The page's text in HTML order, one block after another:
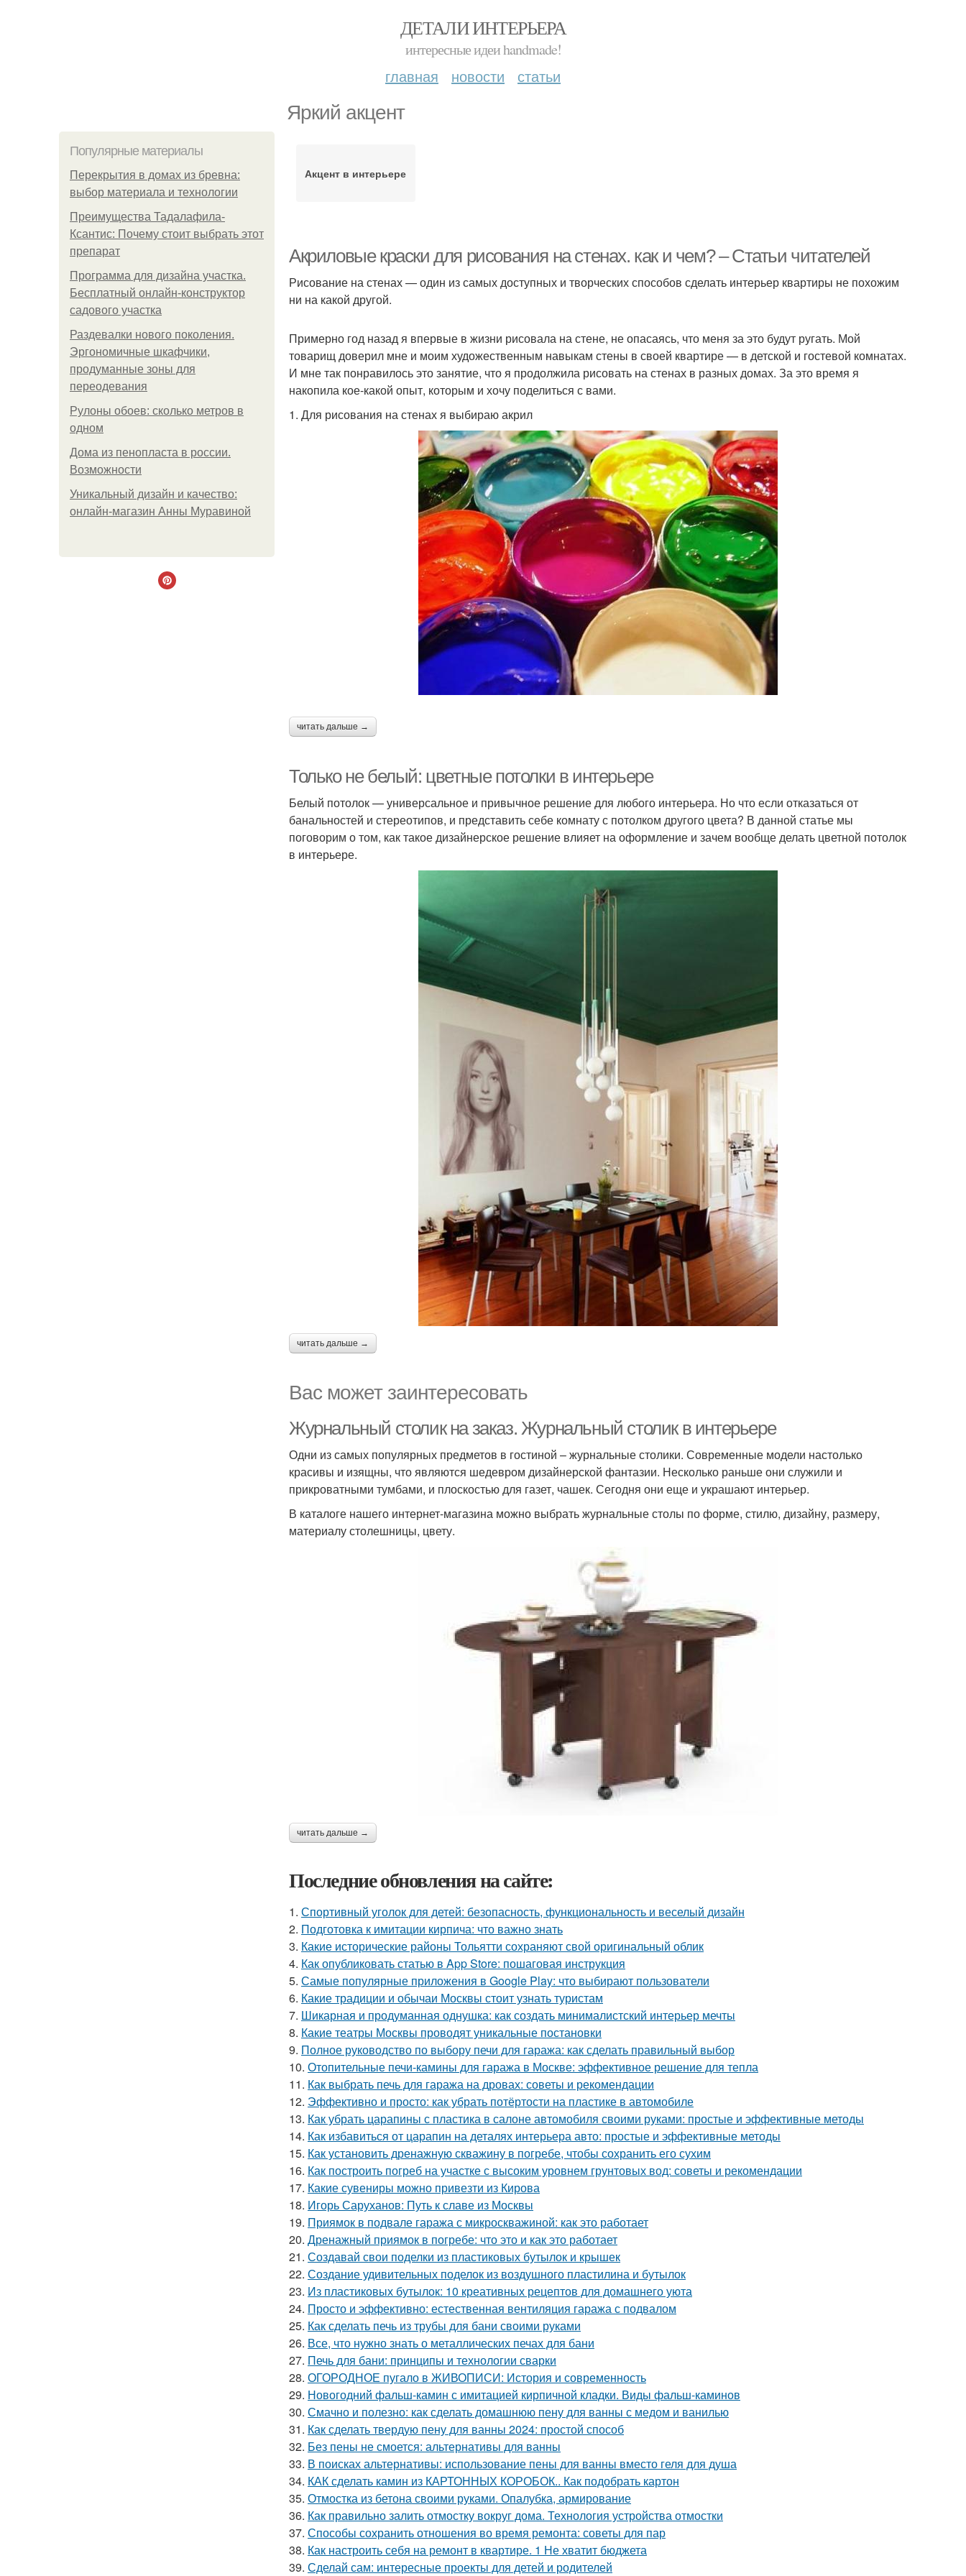
ДЕТАЛИ ИНТЕРЬЕРА
интересные идеи handmade!
главная новости статьи
Яркий акцент
Популярные материалы
Перекрытия в домах из бревна:
выбор материала и технологии
Преимущества Тадалафила-
Ксантис: Почему стоит выбрать этот
препарат
Программа для дизайна участка.
Бесплатный онлайн-конструктор
садового участка
Раздевалки нового поколения.
Эргономичные шкафчики,
продуманные зоны для
переодевания
Рулоны обоев: сколько метров в
одном
Дома из пенопласта в россии.
Возможности
Уникальный дизайн и качество:
онлайн-магазин Анны Муравиной
Акцент в интерьере
Акриловые краски для рисования на стенах. как и чем? – Статьи читателей
Рисование на стенах — один из самых доступных и творческих способов сделать интерьер квартиры не похожим
ни на какой другой.
Примерно год назад я впервые в жизни рисовала на стене, не опасаясь, что меня за это будут ругать. Мой
товарищ доверил мне и моим художественным навыкам стены в своей квартире — в детской и гостевой комнатах.
И мне так понравилось это занятие, что я продолжила рисовать на стенах в разных домах. За это время я
накопила кое-какой опыт, которым и хочу поделиться с вами.
1. Для рисования на стенах я выбираю акрил
читать дальше →
Только не белый: цветные потолки в интерьере
Белый потолок — универсальное и привычное решение для любого интерьера. Но что если отказаться от
банальностей и стереотипов, и представить себе комнату с потолком другого цвета? В данной статье мы
поговорим о том, как такое дизайнерское решение влияет на оформление и зачем вообще делать цветной потолок
в интерьере.
читать дальше →
Вас может заинтересовать
Журнальный столик на заказ. Журнальный столик в интерьере
Одни из самых популярных предметов в гостиной – журнальные столики. Современные модели настолько
красивы и изящны, что являются шедевром дизайнерской фантазии. Несколько раньше они служили и
прикроватными тумбами, и плоскостью для газет, чашек. Сегодня они еще и украшают интерьер.
В каталоге нашего интернет-магазина можно выбрать журнальные столы по форме, стилю, дизайну, размеру,
материалу столешницы, цвету.
читать дальше →
Последние обновления на сайте:
1. Спортивный уголок для детей: безопасность, функциональность и веселый дизайн
2. Подготовка к имитации кирпича: что важно знать
3. Какие исторические районы Тольятти сохраняют свой оригинальный облик
4. Как опубликовать статью в App Store: пошаговая инструкция
5. Самые популярные приложения в Google Play: что выбирают пользователи
6. Какие традиции и обычаи Москвы стоит узнать туристам
7. Шикарная и продуманная однушка: как создать минималистский интерьер мечты
8. Какие театры Москвы проводят уникальные постановки
9. Полное руководство по выбору печи для гаража: как сделать правильный выбор
10. Отопительные печи-камины для гаража в Москве: эффективное решение для тепла
11. Как выбрать печь для гаража на дровах: советы и рекомендации
12. Эффективно и просто: как убрать потёртости на пластике в автомобиле
13. Как убрать царапины с пластика в салоне автомобиля своими руками: простые и эффективные методы
14. Как избавиться от царапин на деталях интерьера авто: простые и эффективные методы
15. Как установить дренажную скважину в погребе, чтобы сохранить его сухим
16. Как построить погреб на участке с высоким уровнем грунтовых вод: советы и рекомендации
17. Какие сувениры можно привезти из Кирова
18. Игорь Саруханов: Путь к славе из Москвы
19. Приямок в подвале гаража с микроскважиной: как это работает
20. Дренажный приямок в погребе: что это и как это работает
21. Создавай свои поделки из пластиковых бутылок и крышек
22. Создание удивительных поделок из воздушного пластилина и бутылок
23. Из пластиковых бутылок: 10 креативных рецептов для домашнего уюта
24. Просто и эффективно: естественная вентиляция гаража с подвалом
25. Как сделать печь из трубы для бани своими руками
26. Все, что нужно знать о металлических печах для бани
27. Печь для бани: принципы и технологии сварки
28. ОГОРОДНОЕ пугало в ЖИВОПИСИ: История и современность
29. Новогодний фальш-камин с имитацией кирпичной кладки. Виды фальш-каминов
30. Смачно и полезно: как сделать домашнюю пену для ванны с медом и ванилью
31. Как сделать твердую пену для ванны 2024: простой способ
32. Без пены не смоется: альтернативы для ванны
33. В поисках альтернативы: использование пены для ванны вместо геля для душа
34. КАК сделать камин из КАРТОННЫХ КОРОБОК.. Как подобрать картон
35. Отмостка из бетона своими руками. Опалубка, армирование
36. Как правильно залить отмостку вокруг дома. Технология устройства отмостки
37. Способы сохранить отношения во время ремонта: советы для пар
38. Как настроить себя на ремонт в квартире. 1 Не хватит бюджета
39. Сделай сам: интересные проекты для детей и родителей